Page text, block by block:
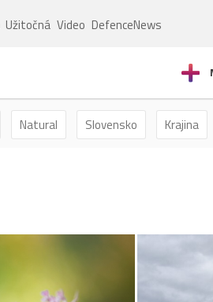
Užitočná Video DefenceNews
Natural Slovensko Krajina